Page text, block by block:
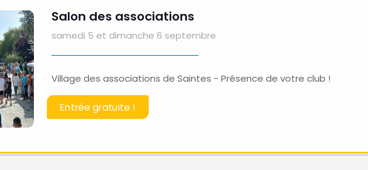
Salon des associations
samedi 5 et dimanche 6 septembre
Village des associations de Saintes - Présence de votre club !
Entrée gratuite !